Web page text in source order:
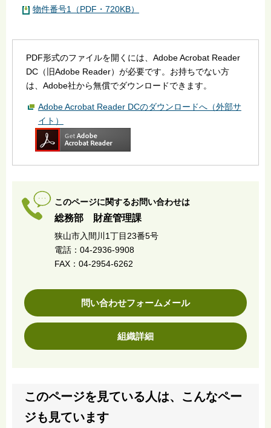
物件番号1（PDF・720KB）
PDF形式のファイルを開くには、Adobe Acrobat Reader
DC（旧Adobe Reader）が必要です。お持ちでない方
は、Adobe社から無償でダウンロードできます。
Adobe Acrobat Reader DCのダウンロードへ（外部サ
イト）
このページに関するお問い合わせは
総務部 財産管理課
狭山市入間川1丁目23番5号
電話：04-2936-9908
FAX：04-2954-6262
問い合わせフォームメール
組織詳細
このページを見ている人は、こんなペー
ジも見ています